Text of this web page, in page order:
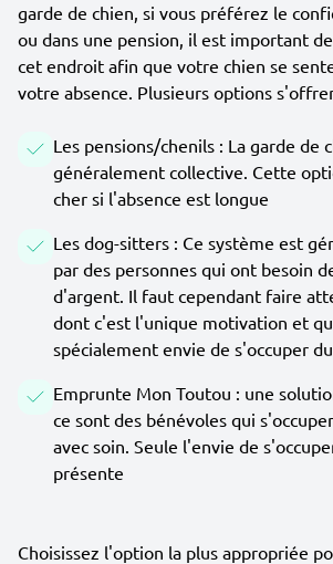
garde de chien, si vous préférez le
ou dans une pension, il est important
cet endroit afin que votre chien se
votre absence. Plusieurs options
Les pensions/chenils : La garde de
généralement collective. Cette
cher si l'absence est longue
Les dog-sitters : Ce système est
par des personnes qui ont besoin
d'argent. Il faut cependant faire
dont c'est l'unique motivation et
spécialement envie de s'occuper
Emprunte Mon Toutou : une
ce sont des bénévoles qui
avec soin. Seule l'envie de
présente
Choisissez l'option la plus appropriée